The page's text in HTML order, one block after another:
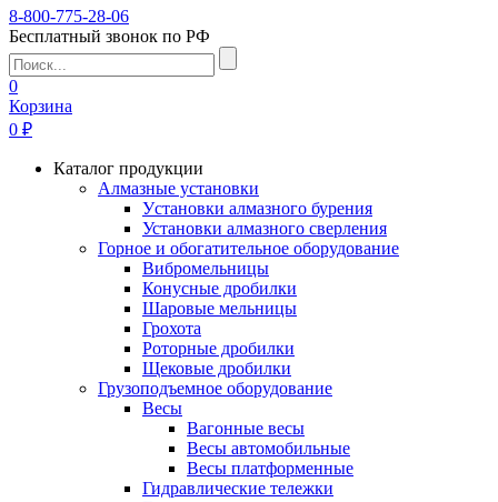
8-800-775-28-06
Бесплатный звонок по РФ
0
Корзина
0 ₽
Каталог продукции
Алмазные установки
Уcтановки алмазного бурения
Установки алмазного сверления
Горное и обогатительное оборудование
Вибромельницы
Конусные дробилки
Шаровые мельницы
Грохота
Роторные дробилки
Щековые дробилки
Грузоподъемное оборудование
Весы
Вагонные весы
Весы автомобильные
Весы платформенные
Гидравлические тележки